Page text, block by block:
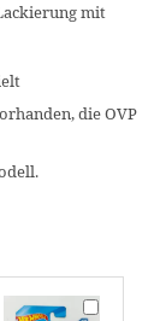
mit
die OVP
Hot